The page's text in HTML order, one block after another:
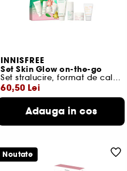
INNISFREE
Set Skin Glow on-the-go
Set stralucire, format de calatorie
60,50 Lei
110,00 Lei
86,43 Lei /100ml
Adauga in cos
Noutate